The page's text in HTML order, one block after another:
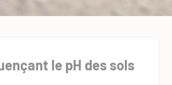
le pH des sols